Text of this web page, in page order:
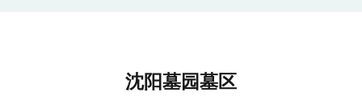
沈阳墓园墓区